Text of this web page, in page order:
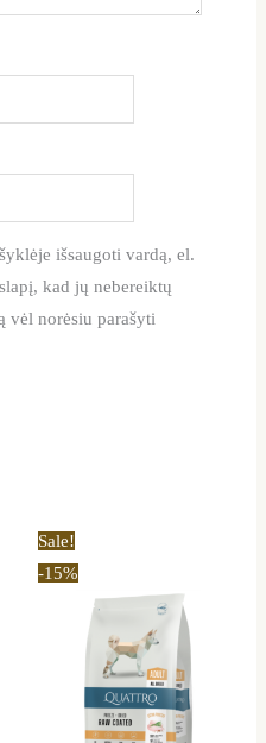
išsaugoti vardą, el.
kad jų nebereiktų
vėl norėsiu parašyti
Sale!
-15%
through
35,69 €
has
multiple
variants.
The
options